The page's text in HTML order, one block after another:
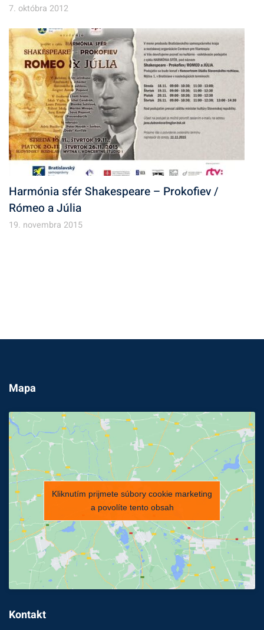
7. októbra 2012
Harmónia sfér Shakespeare – Prokofiev /
Rómeo a Júlia
19. novembra 2015
Mapa
Kliknutím prijmete súbory cookie marketing
a povolíte tento obsah
Kontakt